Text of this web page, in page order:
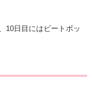
10日目にはビートボッ